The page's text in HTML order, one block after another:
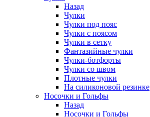
Назад
Чулки
Чулки под пояс
Чулки с поясом
Чулки в сетку
Фантазийные чулки
Чулки-ботфорты
Чулки со швом
Плотные чулки
На силиконовой резинке
Носочки и Гольфы
Назад
Носочки и Гольфы